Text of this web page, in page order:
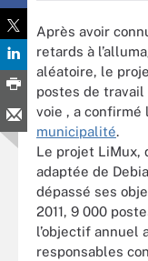
Après avoir
retards à
aléatoire, le
postes de
voie , a confirmé
municipalité.
Le projet LiMux,
adaptée de
dépassé ses
2011, 9 000
l’objectif annuel
responsables